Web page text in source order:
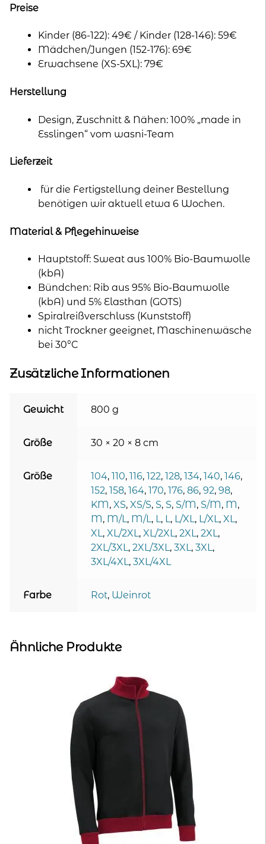
Preise
Kinder (86-122): 49€ / Kinder (128-146): 59€
Mädchen/Jungen (152-176): 69€
Erwachsene (XS-5XL): 79€
Herstellung
Design, Zuschnitt & Nähen: 100% „made in
Esslingen“ vom wasni-Team
Lieferzeit
für die Fertigstellung deiner Bestellung
benötigen wir aktuell etwa 6 Wochen.
Material & Pflegehinweise
Hauptstoff: Sweat aus 100% Bio-Baumwolle
(kbA)
Bündchen: Rib aus 95% Bio-Baumwolle
(kbA) und 5% Elasthan (GOTS)
Spiralreißverschluss (Kunststoff)
nicht Trockner geeignet, Maschinenwäsche
bei 30°C
Zusätzliche Informationen
Gewicht 800 g
Größe 30 × 20 × 8 cm
Größe 104, 110, 116, 122, 128, 134, 140, 146,
152, 158, 164, 170, 176, 86, 92, 98,
KM, XS, XS/S, S, S, S/M, S/M, M,
M, M/L, M/L, L, L, L/XL, L/XL, XL,
XL, XL/2XL, XL/2XL, 2XL, 2XL,
2XL/3XL, 2XL/3XL, 3XL, 3XL,
3XL/4XL, 3XL/4XL
Farbe Rot, Weinrot
Ähnliche Produkte